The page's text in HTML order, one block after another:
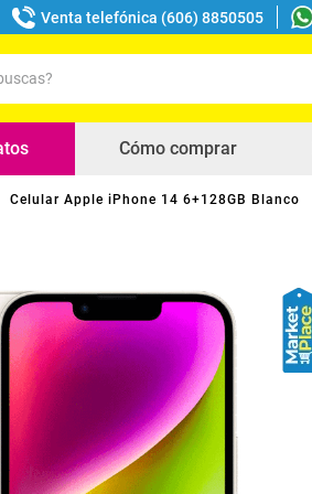
Venta telefónica (606) 8850505
Cómo comprar
Celular Apple iPhone 14 6+128GB Blanco
buscados